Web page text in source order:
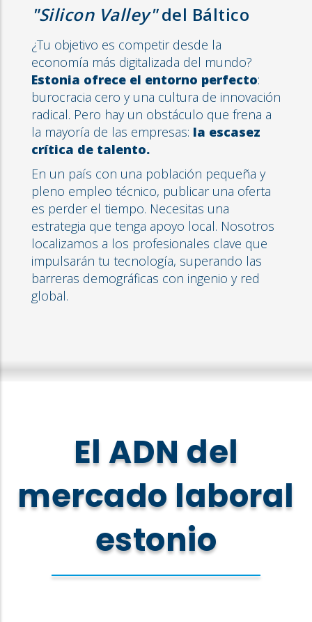
"Silicon Valley"del Báltico
¿Tu objetivo es competir desde la
economía más digitalizada del mundo?
Estonia ofrece el entorno perfecto:
burocracia cero y una cultura de innovación
radical. Pero hay un obstáculo que frena a
la mayoría de las empresas: la escasez
crítica de talento.
En un país con una población pequeña y
pleno empleo técnico, publicar una oferta
es perder el tiempo. Necesitas una
estrategia que tenga apoyo local. Nosotros
localizamos a los profesionales clave que
impulsarán tu tecnología, superando las
barreras demográficas con ingenio y red
global.
El ADN del
mercado laboral
estonio